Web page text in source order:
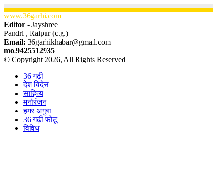
www.36garhi.com
Editor - Jayshree
Pandri , Raipur (c.g.)
Email: 36garhikhabar@gmail.com
mo.9425512935
© Copyright 2026, All Rights Reserved
36 गढ़ी
देश विदेस
साहित्य
मनोरंजन
हमर अगुवा
36 गढ़ी फोटू
विविध